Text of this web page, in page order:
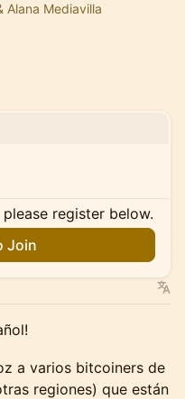
Alana Mediavilla
register below.
Join
a varios bitcoiners de
regiones) que están